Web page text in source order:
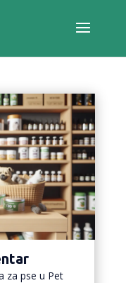
za pse u Pet